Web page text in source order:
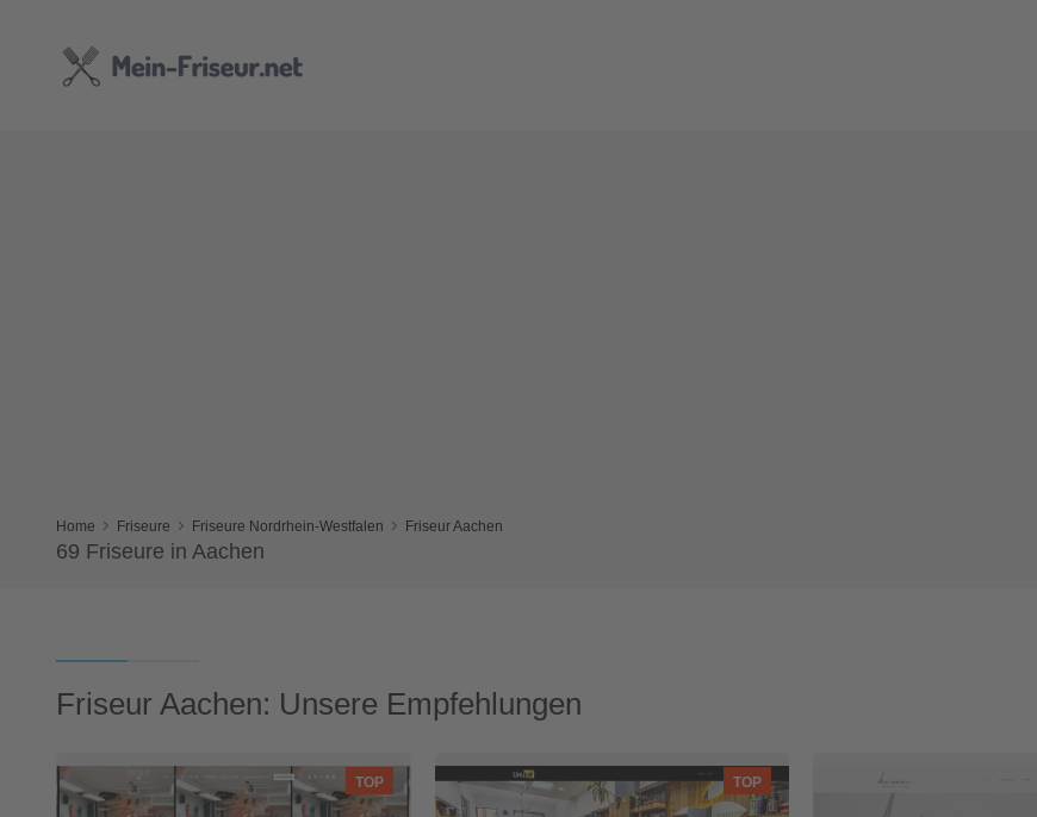
Home Friseure Friseure Nordrhein-Westfalen Friseur Aachen
69 Friseure in Aachen
Friseur Aachen: Unsere Empfehlungen
TOP TOP